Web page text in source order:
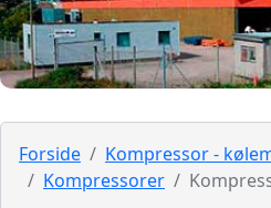
Forside
Kompressor -
Kompressorer